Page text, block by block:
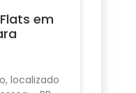
em
localizado